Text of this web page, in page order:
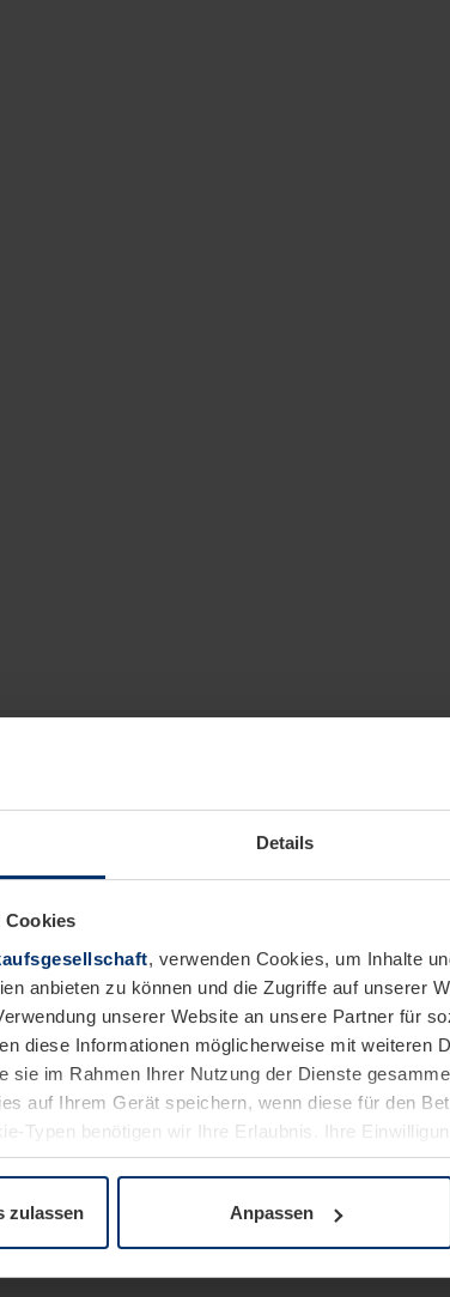
Details
Cookies
, verwenden Cookies, um Inhalte
anbieten zu können und die Zugriffe auf unserer
unserer Website an unsere Partner für
diese Informationen möglicherweise mit weiteren
sie im Rahmen Ihrer Nutzung der Dienste
auf Ihrem Gerät speichern, wenn diese für den
Typen benötigen wir Ihre Erlaubnis. Ihre
unserer Website ändern oder
zulassen Anpassen